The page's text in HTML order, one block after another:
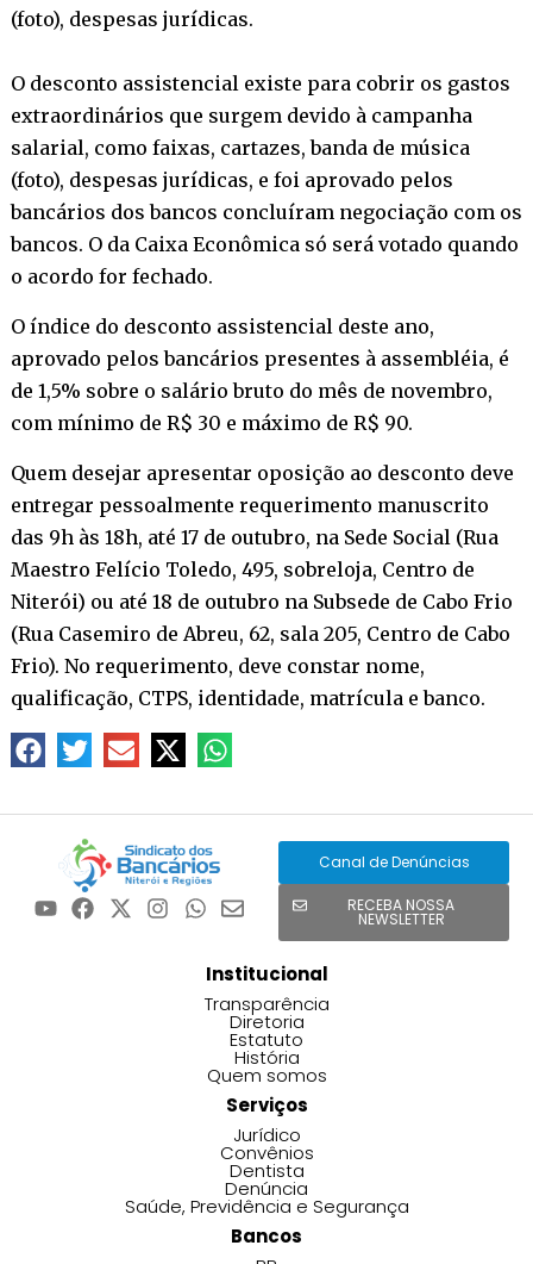
(foto), despesas jurídicas.
O desconto assistencial existe para cobrir os gastos
extraordinários que surgem devido à campanha
salarial, como faixas, cartazes, banda de música
(foto), despesas jurídicas, e foi aprovado pelos
bancários dos bancos concluíram negociação com os
bancos. O da Caixa Econômica só será votado quando
o acordo for fechado.
O índice do desconto assistencial deste ano,
aprovado pelos bancários presentes à assembléia, é
de 1,5% sobre o salário bruto do mês de novembro,
com mínimo de R$ 30 e máximo de R$ 90.
Quem desejar apresentar oposição ao desconto deve
entregar pessoalmente requerimento manuscrito
das 9h às 18h, até 17 de outubro, na Sede Social (Rua
Maestro Felício Toledo, 495, sobreloja, Centro de
Niterói) ou até 18 de outubro na Subsede de Cabo Frio
(Rua Casemiro de Abreu, 62, sala 205, Centro de Cabo
Frio). No requerimento, deve constar nome,
qualificação, CTPS, identidade, matrícula e banco.
Canal de Denúncias
RECEBA NOSSA
NEWSLETTER
Institucional
Transparência
Diretoria
Estatuto
História
Quem somos
Serviços
Jurídico
Convênios
Dentista
Denúncia
Saúde, Previdência e Segurança
Bancos